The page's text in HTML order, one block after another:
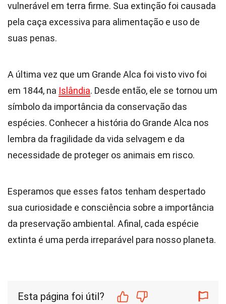
vulnerável em terra firme. Sua extinção foi causada
pela caça excessiva para alimentação e uso de
suas penas.
A última vez que um Grande Alca foi visto vivo foi
em 1844, na Islândia. Desde então, ele se tornou um
símbolo da importância da conservação das
espécies. Conhecer a história do Grande Alca nos
lembra da fragilidade da vida selvagem e da
necessidade de proteger os animais em risco.
Esperamos que esses fatos tenham despertado
sua curiosidade e consciência sobre a importância
da preservação ambiental. Afinal, cada espécie
extinta é uma perda irreparável para nosso planeta.
Esta página foi útil?